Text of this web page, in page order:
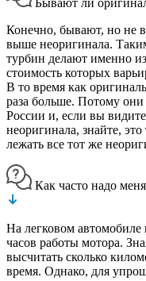
Конечно, бывают, но не
выше неоригинала.
турбин делают именно
стоимость которых
В то время как
раза больше. Потому
России и, если вы
неоригинала, знайте,
лежать все тот же
Как часто надо
На легковом
часов работы мотора.
высчитать сколько
время. Однако, для